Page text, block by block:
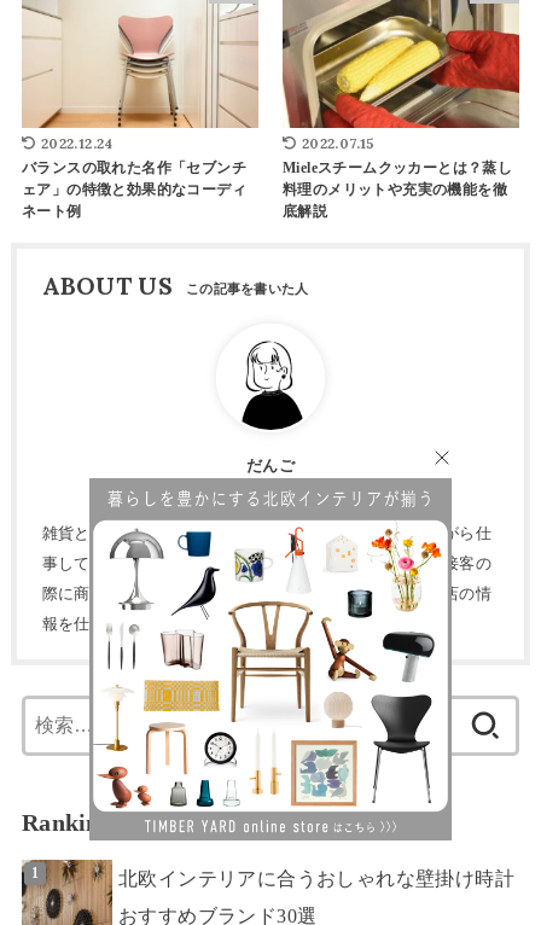
2022.12.24
バランスの取れた名作「セブンチ
ェア」の特徴と効果的なコーディ
ネート例
2022.07.15
Mieleスチームクッカーとは？蒸し
料理のメリットや充実の機能を徹
底解説
ABOUT US
だんご
家具販売スタッフ
雑貨と家具に興味があり、日々大好きなものに囲まれながら仕
事しています。話すこと、食べることも大好きなので、接客の
際に商品提案のお話だけでなく、お客様から美味しいお店の情
報を仕入れることも大切にしています。
索:
Ranking
北欧インテリアに合うおしゃれな壁掛け時計
おすすめブランド30選